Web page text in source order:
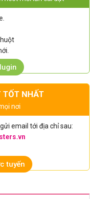
TỐT NHẤT
nơi
email tới địa chỉ sau:
tuyến